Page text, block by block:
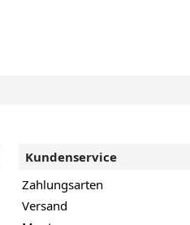
Kundenservice
Zahlungsarten
Versand